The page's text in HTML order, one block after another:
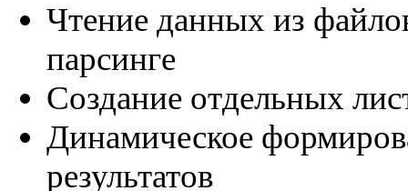
Чтение данных из
парсинге
Создание отдельных
Динамическое
результатов